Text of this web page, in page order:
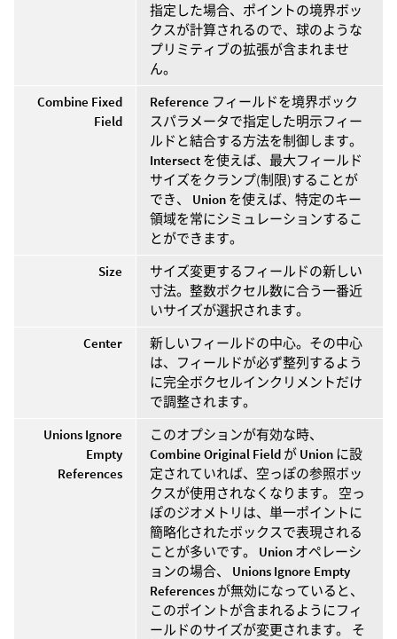
指定した場合、ポイントの境界ボッ
クスが計算されるので、球のような
プリミティブの拡張が含まれませ
ん。
Combine Fixed
Field
Reference フィールドを境界ボック
スパラメータで指定した明示フィー
ルドと結合する方法を制御します。
Intersect を使えば、最大フィールド
サイズをクランプ(制限)することが
でき、 Union を使えば、特定のキー
領域を常にシミュレーションするこ
とができます。
Size
サイズ変更するフィールドの新しい
寸法。整数ボクセル数に合う一番近
いサイズが選択されます。
Center
新しいフィールドの中心。その中心
は、フィールドが必ず整列するよう
に完全ボクセルインクリメントだけ
で調整されます。
Unions Ignore
Empty
References
このオプションが有効な時、
Combine Original Field が Union に設
定されていれば、空っぽの参照ボッ
クスが使用されなくなります。 空っ
ぽのジオメトリは、単一ポイントに
簡略化されたボックスで表現される
ことが多いです。 Union オペレーシ
ョンの場合、 Unions Ignore Empty
References が無効になっていると、
このポイントが含まれるようにフィ
ールドのサイズが変更されます。 そ